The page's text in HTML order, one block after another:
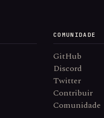
COMUNIDADE
GitHub
Discord
Twitter
Contribuir
Comunidade